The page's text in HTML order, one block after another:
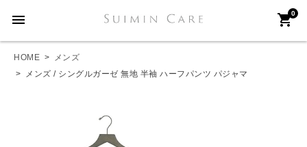
menu 0
shopping_cart
HOME
メンズ
メンズ / シングルガーゼ 無地 半袖 ハーフパンツ パジャマ